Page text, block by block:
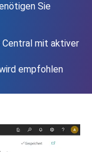
Sie
mit aktiver
empfohlen